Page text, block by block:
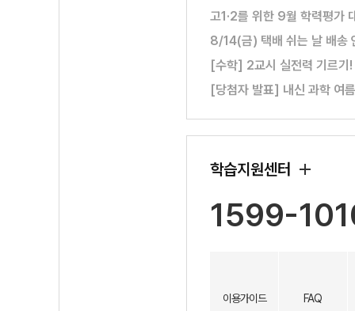
고1·2를 위한 9월 학력평가
8/14(금) 택배 쉬는 날 배송
[수학] 2교시 실전력 기르기
[당첨자 발표] 내신 과학 여
학습지원센터
1599-
이용가이드 FAQ